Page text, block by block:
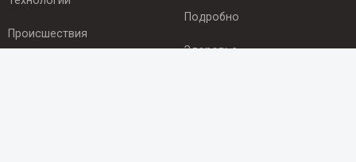
Происшествия
Подробно
Здоровье